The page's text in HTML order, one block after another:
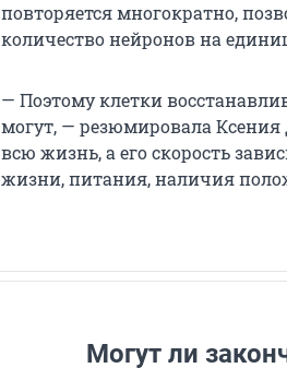
повторяется многократно,
количество нейронов на
— Поэтому клетки
могут, — резюмировала Ксения
всю жизнь, а его скорость
жизни, питания, наличия
Могут ли